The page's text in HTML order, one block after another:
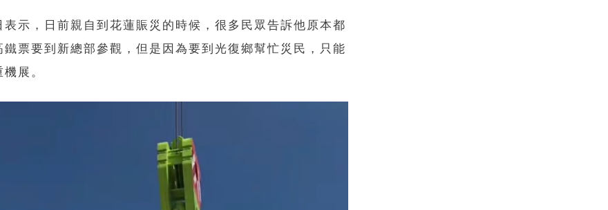
表示，日前親自到花蓮賑災的時候，很多民眾告訴他原本都
鐵票要到新總部參觀，但是因為要到光復鄉幫忙災民，只能
展。